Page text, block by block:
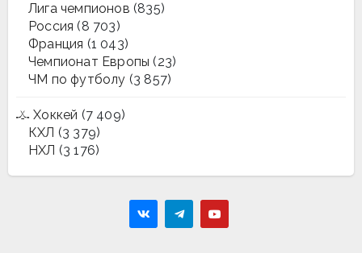
Лига чемпионов (835)
Россия (8 703)
Франция (1 043)
Чемпионат Европы (23)
ЧМ по футболу (3 857)
Хоккей (7 409)
КХЛ (3 379)
НХЛ (3 176)